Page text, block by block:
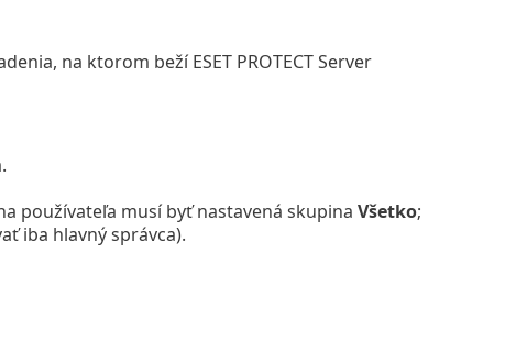
na ktorom beží ESET PROTECT Server
používateľa musí byť nastavená skupina Všetko;
iba hlavný správca).